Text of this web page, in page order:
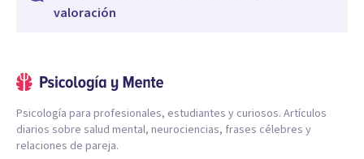
valoración
Psicología para profesionales, estudiantes y curiosos. Artículos
diarios sobre salud mental, neurociencias, frases célebres y
relaciones de pareja.